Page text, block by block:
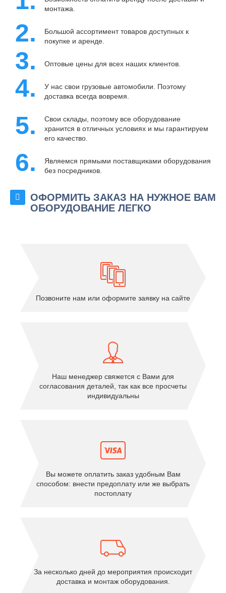
монтажа.
2.
Большой ассортимент товаров доступных к
покупке и аренде.
3. Оптовые цены для всех наших клиентов.
4.
У нас свои грузовые автомобили. Поэтому
доставка всегда вовремя.
5.
Свои склады, поэтому все оборудование
хранится в отличных условиях и мы гарантируем
его качество.
6.
Являемся прямыми поставщиками оборудования
без посредников.
ОФОРМИТЬ ЗАКАЗ НА НУЖНОЕ ВАМ
ОБОРУДОВАНИЕ ЛЕГКО
Позвоните нам или оформите заявку на сайте
Наш менеджер свяжется с Вами для
согласования деталей, так как все просчеты
индивидуальны
Вы можете оплатить заказ удобным Вам
способом: внести предоплату или же выбрать
постоплату
За несколько дней до мероприятия происходит
доставка и монтаж оборудования.